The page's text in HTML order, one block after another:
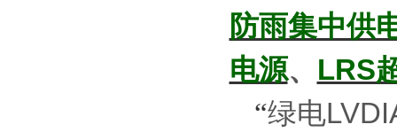
防雨集中供
电源、 LRS
“绿电